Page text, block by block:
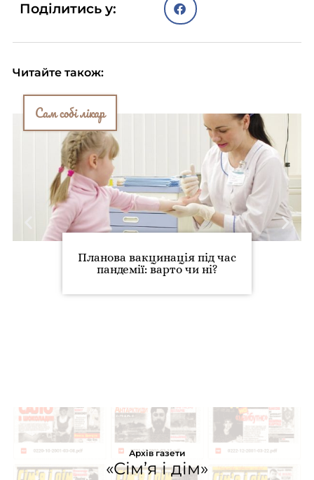
Поділитись у:
Читайте також:
Сам собі лікар
Планова вакцинація під час
пандемії: варто чи ні?
Архів газети
«Сім’я і дім»